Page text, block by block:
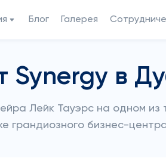
Блог Галерея
Synergy в
Лейк Тауэрс на одном из
грандиозного бизнес-